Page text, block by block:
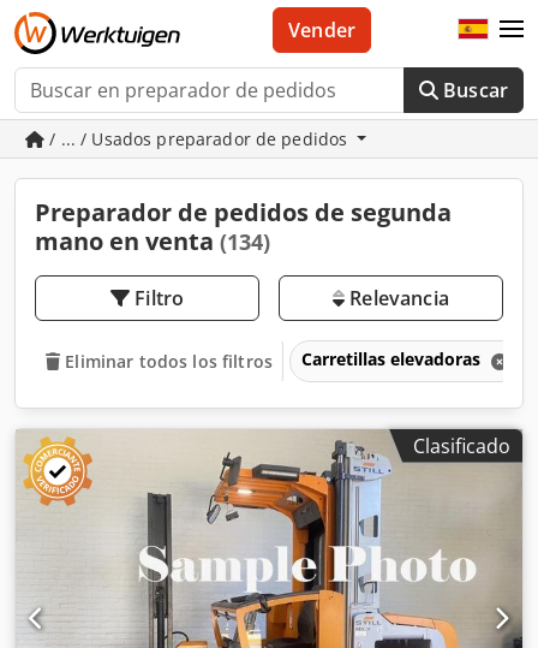
Buscar
Vender
/ ... / Usados preparador de pedidos
Preparador de pedidos de segunda
mano en venta (134)
Filtro Relevancia
Eliminar todos los filtros Carretillas elevadoras
Clasificado